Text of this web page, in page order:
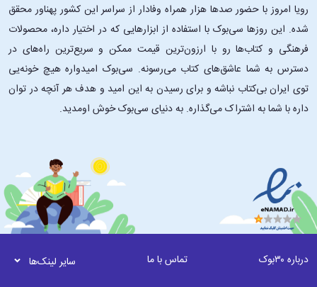
رویا امروز با حضور صدها هزار همراه وفادار از سراسر این کشور پهناور محقق
شده. این ‌روزها سی‌بوک با استفاده از ابزارهایی که در اختیار داره، محصولات
فرهنگی و کتاب‌ها رو با ارزون‌ترین قیمت ممکن و سریع‌ترین راه‌های در
دسترس به شما عاشق‌های کتاب می‌رسونه. سی‌بوک امیدواره هیچ خونه‌یی
توی ایران بی‌کتاب نباشه و برای رسیدن به این امید و هدف هر آنچه در توان
داره با شما به اشتراک می‌گذاره. به دنیای سی‌بوک خوش اومدید.
درباره ۳۰بوک تماس با ما سایر لینک‌ها